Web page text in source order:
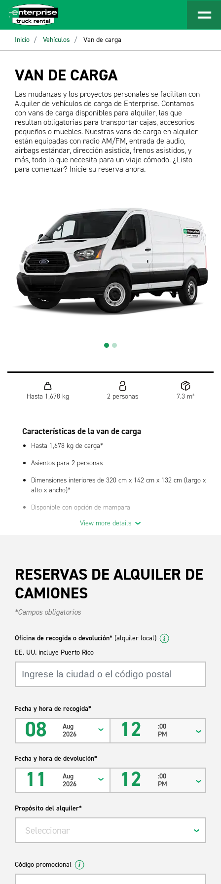
Inicio Vehículos Van de carga
VAN DE CARGA
Las mudanzas y los proyectos personales se facilitan con
Alquiler de vehículos de carga de Enterprise. Contamos
con vans de carga disponibles para alquiler, las que
resultan obligatorias para transportar cajas, accesorios
pequeños o muebles. Nuestras vans de carga en alquiler
están equipadas con radio AM/FM, entrada de audio,
airbags estándar, dirección asistida, frenos asistidos, y
más, todo lo que necesita para un viaje cómodo. ¿Listo
para comenzar? Inicie su reserva ahora.
Hasta 1,678 kg 2 personas 7.3 m³
Características de la van de carga
Hasta 1,678 kg de carga*
Asientos para 2 personas
Dimensiones interiores de 320 cm x 142 cm x 132 cm (largo x
alto x ancho)*
Disponible con opción de mampara
Excelente vehículo para transporte de carga seca de servicio
Aire acondicionado
Transmisión automática
su sucursal local para conocer la disponibilidad.
* Los metros cúbicos reales y la carga pueden variar según el
año, la marca, el modelo y la oficina.
View more details
RESERVAS DE ALQUILER DE
CAMIONES
*Campos obligatorios
Oficina de recogida o devolución* (alquiler local)
EE. UU. incluye Puerto Rico
Fecha y hora de recogida*
08
Aug
2026
12
:00
PM
Fecha y hora de devolución*
11
Aug
2026
12
:00
PM
Propósito del alquiler*
Seleccionar
Código promocional